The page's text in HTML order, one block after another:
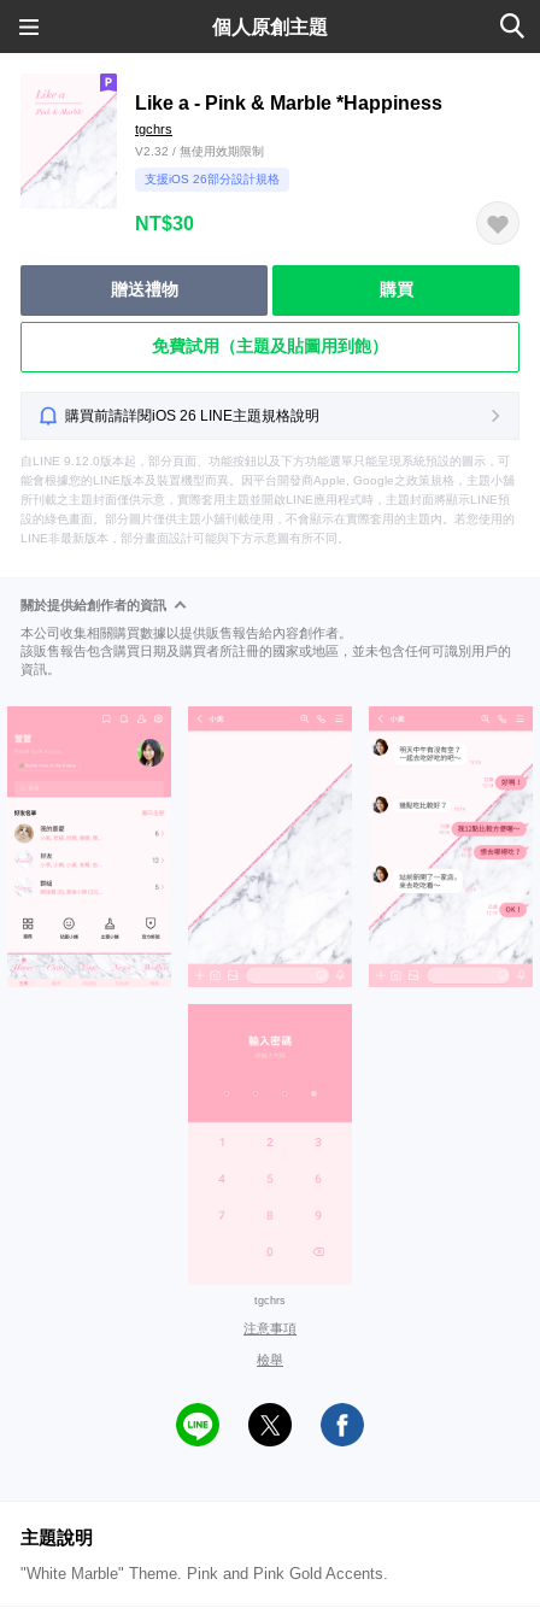
個人原創主題
Like a - Pink & Marble *Happiness
tgchrs
V2.32 / 無使用效期限制
支援iOS 26部分設計規格
NT$30
贈送禮物 購買
免費試用（主題及貼圖用到飽）
購買前請詳閱iOS 26 LINE主題規格說明
自LINE 9.12.0版本起，部分頁面、功能按鈕以及下方功能選單只能呈現系統預設的圖示，可
能會根據您的LINE版本及裝置機型而異。因平台開發商Apple, Google之政策規格，主題小舖
所刊載之主題封面僅供示意，實際套用主題並開啟LINE應用程式時，主題封面將顯示LINE預
設的綠色畫面。部分圖片僅供主題小舖刊載使用，不會顯示在實際套用的主題內。若您使用的
LINE非最新版本，部分畫面設計可能與下方示意圖有所不同。
關於提供給創作者的資訊
本公司收集相關購買數據以提供販售報告給內容創作者。
該販售報告包含購買日期及購買者所註冊的國家或地區，並未包含任何可識別用戶的
資訊。
tgchrs
注意事項
檢舉
主題說明
"White Marble" Theme. Pink and Pink Gold Accents.